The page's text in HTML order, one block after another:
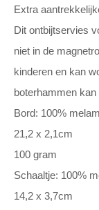
Extra
Dit ontbijtservies
niet in de
kinderen en kan
boterhammen kan
Bord: 100%
21,2 x 2,1cm
100 gram
Schaaltje: 100%
14,2 x 3,7cm